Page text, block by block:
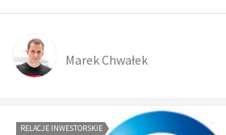
Marek Chwałek
RELACJE INWESTORSKIE